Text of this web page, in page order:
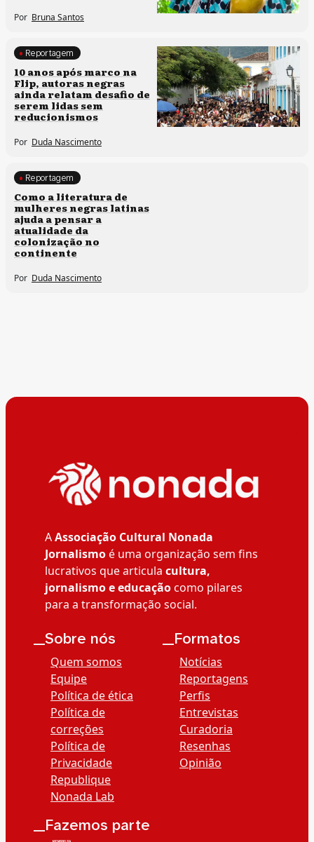
Por Bruna Santos
Processos artísticos
Reportagem
10 anos após marco na
Flip, autoras negras
ainda relatam desafio de
serem lidas sem
reducionismos
Por Duda Nascimento
Direitos humanos
Reportagem
Como a literatura de
mulheres negras latinas
ajuda a pensar a
atualidade da
colonização no
continente
Por Duda Nascimento
AAssociação Cultural Nonada
Jornalismoé uma organização sem fins
lucrativos que articula cultura,
jornalismo e educaçãocomo pilares
para a transformação social.
__Sobre nós
Quem somos
Equipe
Política de ética
Política de
correções
Política de
Privacidade
Republique
Nonada Lab
__Formatos
Notícias
Reportagens
Perfis
Entrevistas
Curadoria
Resenhas
Opinião
__Fazemos parte